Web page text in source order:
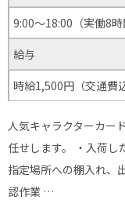
9:00〜18:00（実働8時
給与
時給1,500円（交通費
人気キャラクターカー
任せします。 ・入荷し
指定場所への棚入れ、
認作業 …